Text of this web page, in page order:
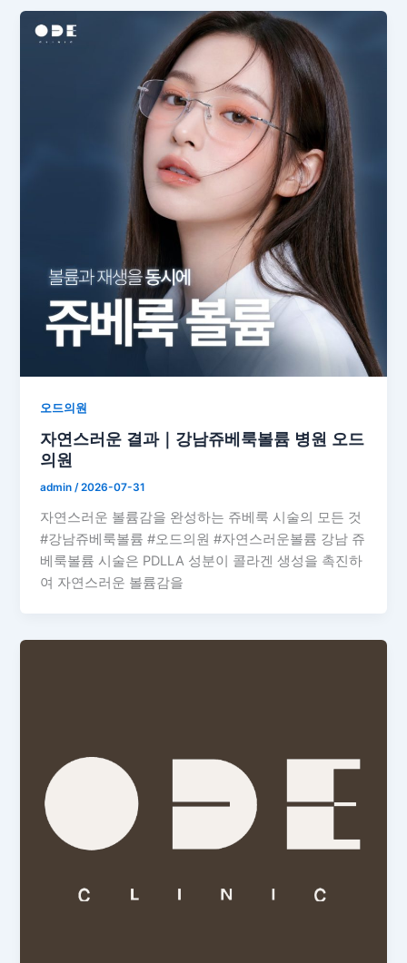
오드의원
자연스러운 결과｜강남쥬베룩볼륨 병원 오드
의원
admin/2026-07-31
자연스러운 볼륨감을 완성하는 쥬베룩 시술의 모든 것
#강남쥬베룩볼륨 #오드의원 #자연스러운볼륨 강남 쥬
베룩볼륨 시술은 PDLLA 성분이 콜라겐 생성을 촉진하
여 자연스러운 볼륨감을